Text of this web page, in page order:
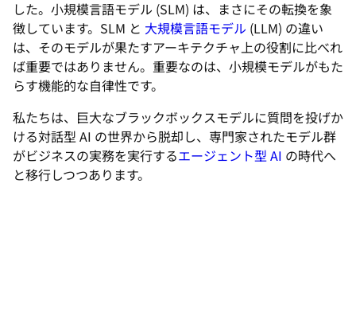
した。小規模言語モデル (SLM) は、まさにその転換を象
徴しています。SLM と 大規模言語モデル (LLM) の違い
は、そのモデルが果たすアーキテクチャ上の役割に比べれ
ば重要ではありません。重要なのは、小規模モデルがもた
らす機能的な自律性です。
私たちは、巨大なブラックボックスモデルに質問を投げか
ける対話型 AI の世界から脱却し、専門家されたモデル群
がビジネスの実務を実行するエージェント型 AI の時代へ
と移行しつつあります。